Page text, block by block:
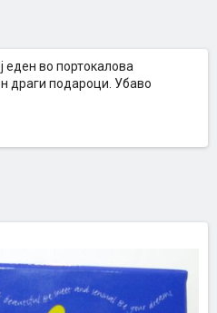
еден во портокалова
драги подароци. Убаво